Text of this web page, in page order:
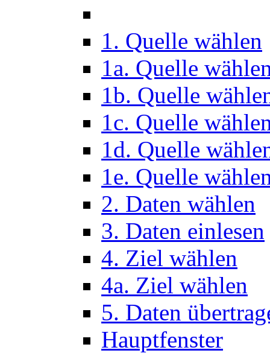
1. Quelle wählen
1a. Quelle
1b. Quelle
1c. Quelle
1d. Quelle
1e. Quelle
2. Daten wählen
3. Daten einlesen
4. Ziel wählen
4a. Ziel wählen
5. Daten
Hauptfenster